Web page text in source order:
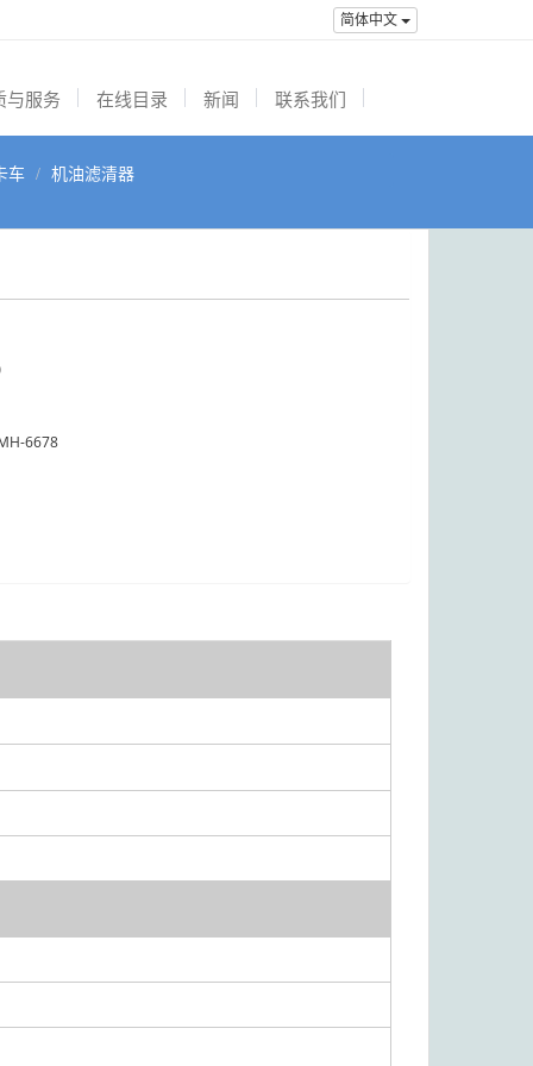
简体中文
与服务 在线目录 新闻 联系我们
车 机油滤清器
6678